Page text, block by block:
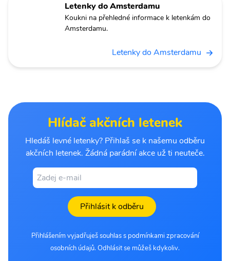
Letenky do Amsterdamu
Koukni na přehledné informace k letenkám do
Amsterdamu.
Letenky do Amsterdamu
Hlídač akčních letenek
Hledáš levné letenky? Přihlaš se k našemu odběru
akčních letenek. Žádná parádní akce už ti neuteče.
Přihlásit k odběru
Přihlášením vyjadřuješ souhlas s podmínkami zpracování
osobních údajů. Odhlásit se můžeš kdykoliv.